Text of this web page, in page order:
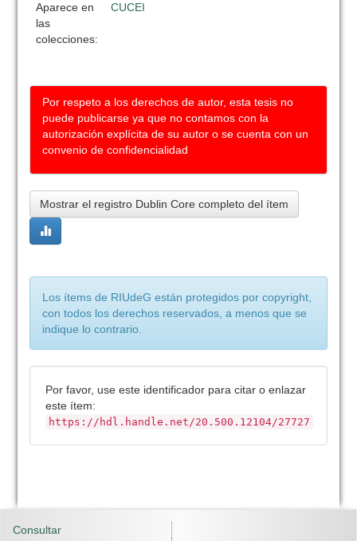
Aparece en
las
colecciones:
CUCEI
Por respeto a los derechos de autor, esta tesis no
puede publicarse ya que no contamos con la
autorización explícita de su autor o se cuenta con un
convenio de confidencialidad
Mostrar el registro Dublin Core completo del ítem
Los ítems de RIUdeG están protegidos por copyright,
con todos los derechos reservados, a menos que se
indique lo contrario.
Por favor, use este identificador para citar o enlazar
este ítem:
https://hdl.handle.net/20.500.12104/27727
Consultar